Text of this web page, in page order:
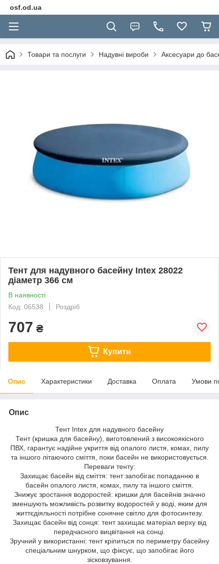
osf.od.ua
Товари та послуги Надувні вироби Аксесуари до
Тент для надувного басейну Intex 28022
діаметр 366 см
В наявності
Код: 06538
Роздріб
707 ₴
Купити
Опис Характеристики Доставка Оплата Умови
Опис
Тент Intex для надувного басейну
Тент (кришка для басейну), виготовлений з високоякісного
ПВХ, гарантує надійне укриття від опалого листя, комах, пилу
та іншого літаючого сміття, поки басейн не використовується.
Переваги тенту:
Захищає басейн від сміття: тент запобігає попаданню в
басейн опалого листя, комах, пилу та іншого сміття.
Знижує зростання водоростей: кришки для басейнів значно
зменшують можливість розвитку водоростей у воді, яким для
життєдіяльності потрібне сонячне світло для фотосинтезу.
Захищає басейн від сонця: тент захищає матеріал верху від
передчасного вицвітання на сонці.
Зручний у використанні: тент кріпиться по периметру басейну
спеціальним шнурком, що фіксує, що запобігає його
зісковзування.